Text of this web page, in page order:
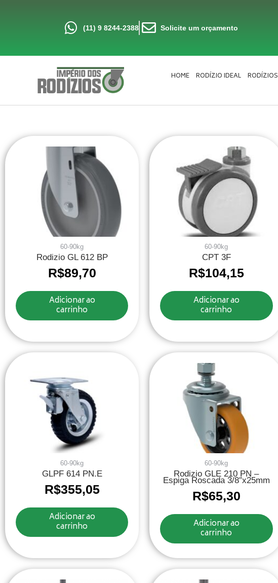
(11) 9 8244-2388 Solicite um orçamento
HOME RODÍZIO IDEAL RODÍZIOS
60-90kg
Rodizio GL 612 BP
R$89,70
Adicionar ao
carrinho
60-90kg
CPT 3F
R$104,15
Adicionar ao
carrinho
60-90kg
GLPF 614 PN.E
R$355,05
Adicionar ao
carrinho
60-90kg
Rodizio GLE 210 PN –
Espiga Roscada 3/8″x25mm
R$65,30
Adicionar ao
carrinho